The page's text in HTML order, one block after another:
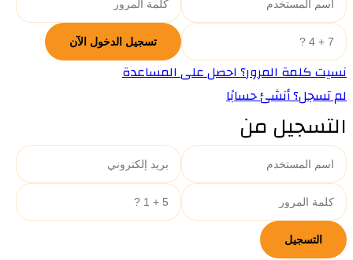
نسيت كلمة المرور؟ احصل على المساعدة
لم تسجل؟ أنشئ حسابًا
التسجيل من